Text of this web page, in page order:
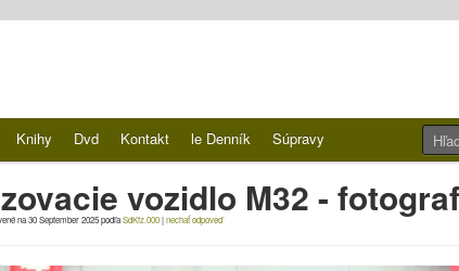
Knihy Dvd Kontakt le Denník Súpravy
vozidlo M32 -
na30 September 2025podľaSdKfz.000|nechať odpoveď